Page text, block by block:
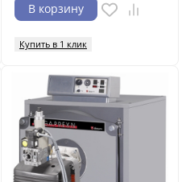
В корзину
Купить в 1 клик